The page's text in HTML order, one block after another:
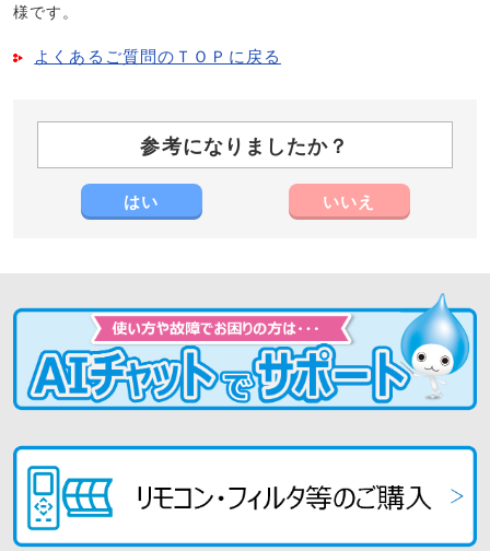
様です。
よくあるご質問のＴＯＰに戻る
参考になりましたか？
はい いいえ